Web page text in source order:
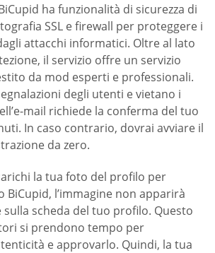
ha funzionalità di sicurezza di
SSL e firewall per proteggere i
attacchi informatici. Oltre al lato
il servizio offre un servizio
da mod esperti e professionali.
degli utenti e vietano i
mail richiede la conferma del tuo
In caso contrario, dovrai avviare il
da zero.
la tua foto del profilo per
BiCupid, l’immagine non apparirà
scheda del tuo profilo. Questo
si prendono tempo per
e approvarlo. Quindi, la tua